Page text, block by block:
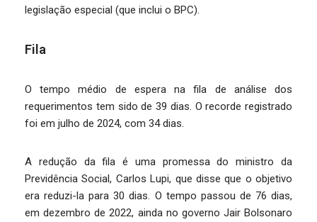
legislação especial (que inclui o BPC).
Fila
O tempo médio de espera na fila de análise dos
requerimentos tem sido de 39 dias. O recorde registrado
foi em julho de 2024, com 34 dias.
A redução da fila é uma promessa do ministro da
Previdência Social, Carlos Lupi, que disse que o objetivo
era reduzi-la para 30 dias. O tempo passou de 76 dias,
em dezembro de 2022, ainda no governo Jair Bolsonaro